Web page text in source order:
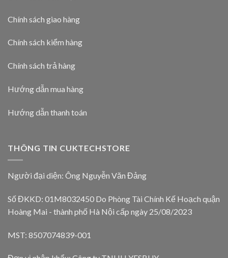
Chính sách giao hàng
Chính sách kiểm hàng
Chính sách trả hàng
Hướng dẫn mua hàng
Hướng dẫn thanh toán
THÔNG TIN CUKTECHSTORE
Người đại diện: Ông Nguyễn Văn Đảng
Số ĐKKD: 01M8032450 Do Phòng Tài Chính Kế Hoạch quận
Hoàng Mai - thành phố Hà Nội cấp ngày 25/08/2023
MST: 8507074839-001